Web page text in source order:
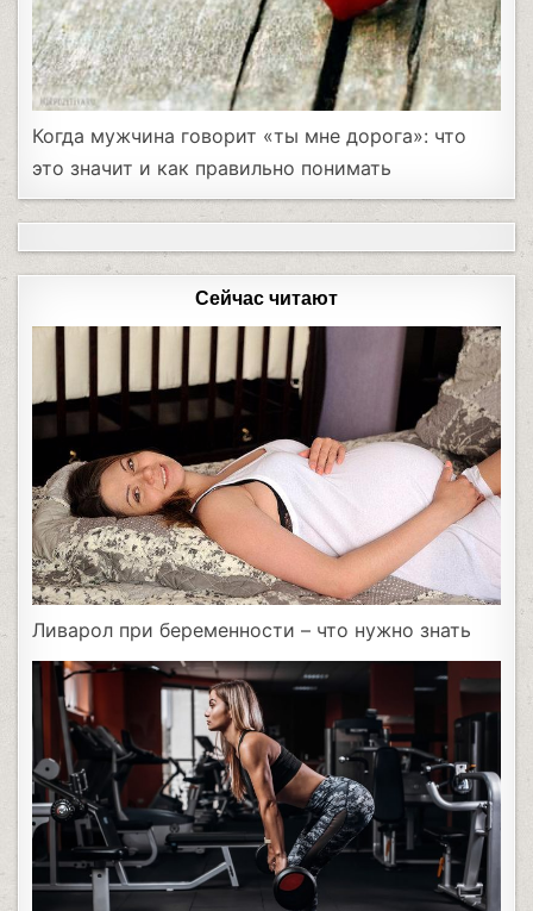
Когда мужчина говорит «ты мне дорога»: что
это значит и как правильно понимать
Сейчас читают
Ливарол при беременности – что нужно знать